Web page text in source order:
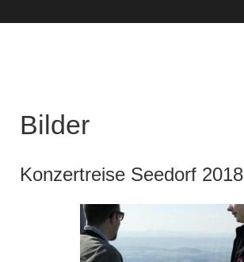
Bilder
Konzertreise Seedorf 2018